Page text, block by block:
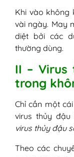
Khi vào không
vài ngày. May
diệt bởi các
thường dùng.
II – Virus
trong
Chỉ cần một
virus thủy
virus thủy đậu
Theo các